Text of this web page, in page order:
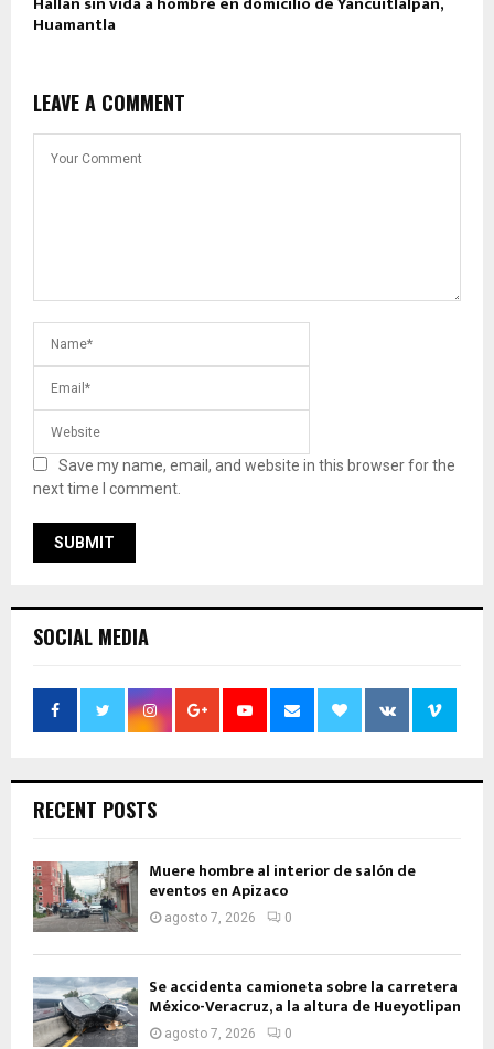
Huamantla
LEAVE A COMMENT
Save my name, email, and website in this browser for the
next time I comment.
SOCIAL MEDIA
RECENT POSTS
Muere hombre al interior de salón de
eventos en Apizaco
agosto 7, 2026 0
Se accidenta camioneta sobre la carretera
México-Veracruz, a la altura de Hueyotlipan
agosto 7, 2026 0